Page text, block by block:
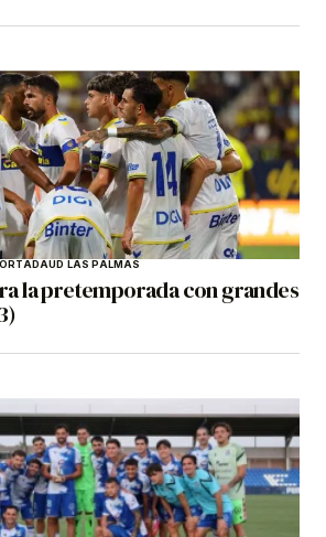
UD LAS PALMAS
la pretemporada con grandes